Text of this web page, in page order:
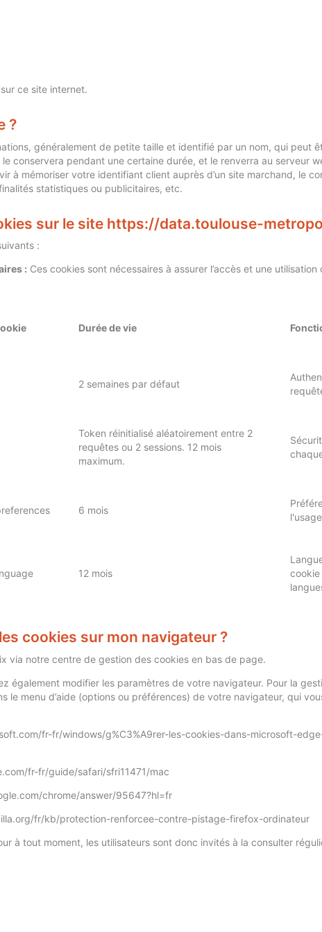
ce site internet.
?
généralement de petite taille et identifié par un nom, qui
conservera pendant une certaine durée, et le renverra au serveur
à mémoriser votre identifiant client auprès d’un site marchand, le
statistiques ou publicitaires, etc.
sur le site https://data.toulouse-
:
: Ces cookies sont nécessaires à assurer l’accès et une
Durée de vie
2 semaines par défaut
Token réinitialisé aléatoirement entre 2
requêtes ou 2 sessions. 12 mois
maximum.
6 mois
12 mois
cookies sur mon navigateur ?
via notre centre de gestion des cookies en bas de page.
également modifier les paramètres de votre navigateur. Pour la
le menu d’aide (options ou préférences) de votre navigateur, qui
fr-fr/windows/g%C3%A9rer-les-cookies-dans-microsoft-
fr-fr/guide/safari/sfri11471/mac
chrome/answer/95647?hl=fr
fr/kb/protection-renforcee-contre-pistage-firefox-ordinateur
à tout moment, les utilisateurs sont donc invités à la consulter